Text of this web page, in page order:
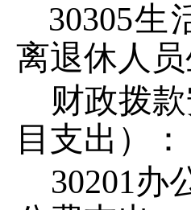
30305生
离退休人员
财政拨
目支出）：
30201办